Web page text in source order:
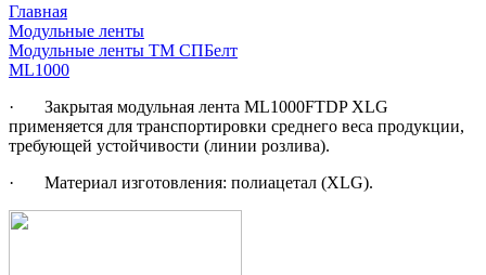
Главная
Модульные ленты
Модульные ленты ТМ СПБелт
ML1000
· Закрытая модульная лента ML1000FTDP XLG
применяется для транспортировки среднего веса продукции,
требующей устойчивости (линии розлива).
· Материал изготовления: полиацетал (XLG).